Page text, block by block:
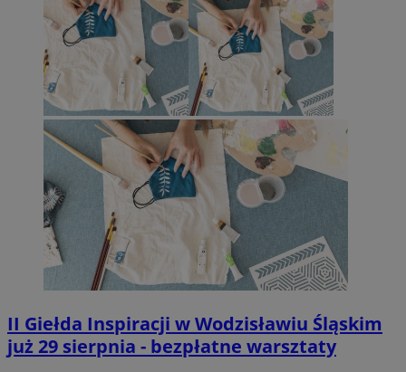
II Giełda Inspiracji w Wodzisławiu Śląskim
już 29 sierpnia - bezpłatne warsztaty